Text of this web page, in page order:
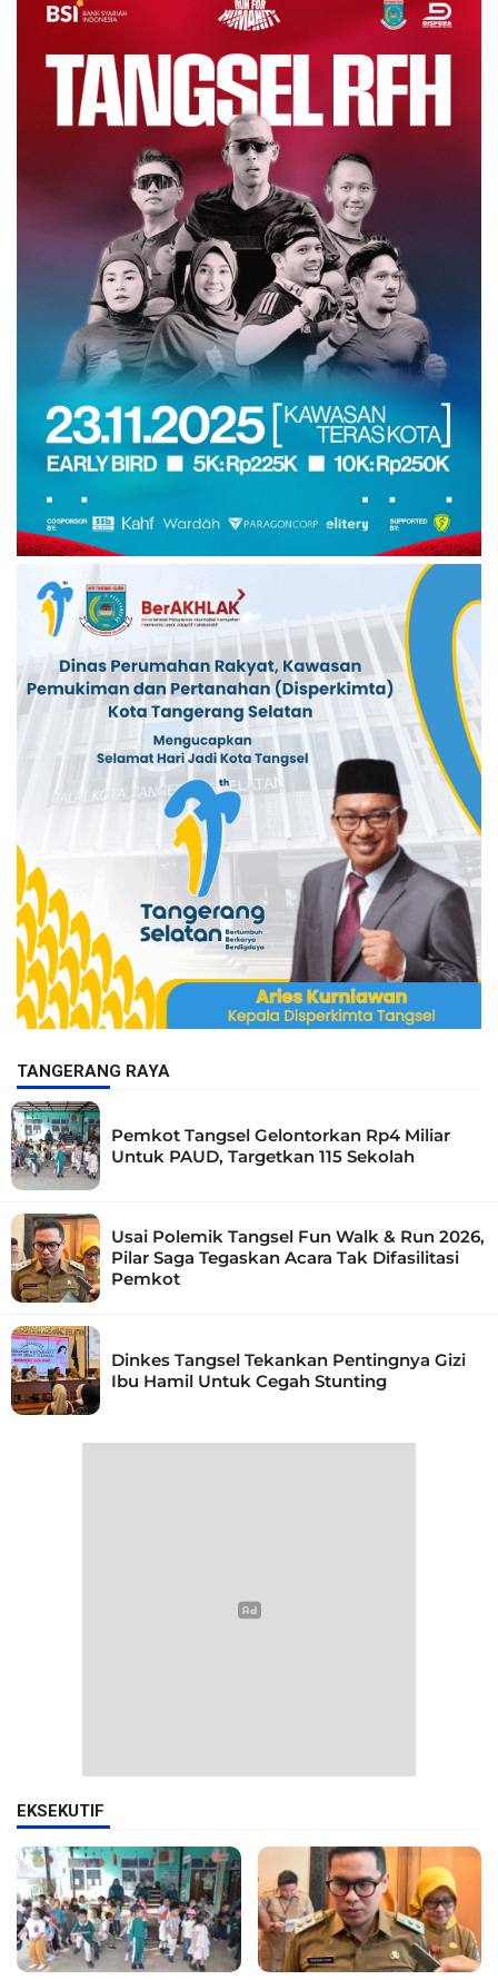
TANGERANG RAYA
Pemkot Tangsel Gelontorkan Rp4 Miliar
Untuk PAUD, Targetkan 115 Sekolah
Usai Polemik Tangsel Fun Walk & Run 2026,
Pilar Saga Tegaskan Acara Tak Difasilitasi
Pemkot
Dinkes Tangsel Tekankan Pentingnya Gizi
Ibu Hamil Untuk Cegah Stunting
EKSEKUTIF